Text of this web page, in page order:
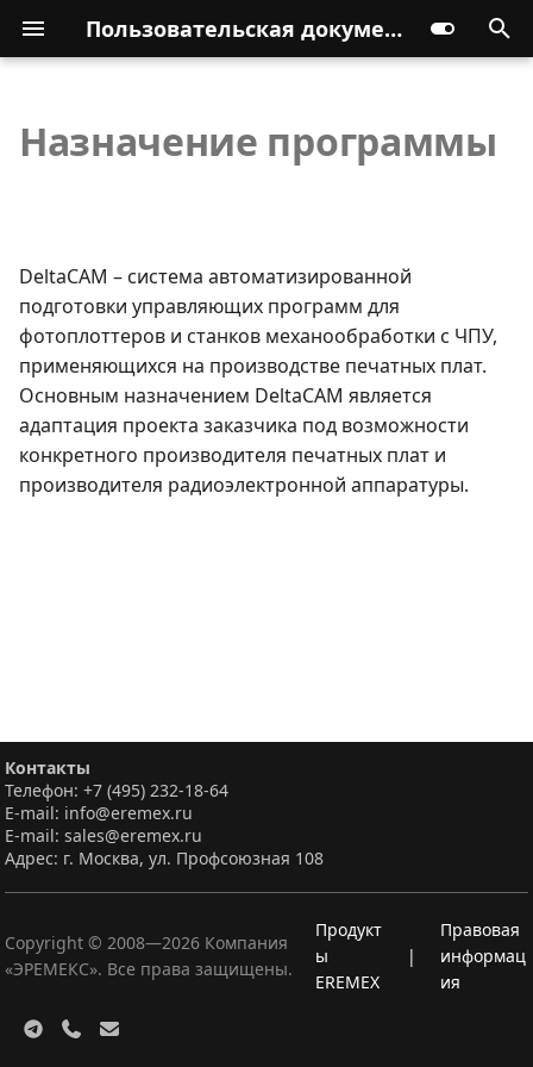
Пользовательская документация
Назначение программы
DeltaCAM – система автоматизированной
подготовки управляющих программ для
фотоплоттеров и станков механообработки с ЧПУ,
применяющихся на производстве печатных плат.
Основным назначением DeltaCAM является
адаптация проекта заказчика под возможности
конкретного производителя печатных плат и
производителя радиоэлектронной аппаратуры.
Контакты
Телефон: +7 (495) 232-18-64
E-mail: info@eremex.ru
E-mail: sales@eremex.ru
Адрес: г. Москва, ул. Профсоюзная 108
Copyright © 2008—2026 Компания
«ЭРЕМЕКС». Все права защищены.
Продукт
ы
EREMEX
|
Правовая
информац
ия